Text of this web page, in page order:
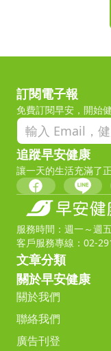
訂閱電子報
免費訂閱早安，開始
追蹤早安健康
讓一天的生活充滿了
服務時間：週一～週
客戶服務專線：02-
文章分類
關於早安健康
關於我們
聯絡我們
廣告刊登